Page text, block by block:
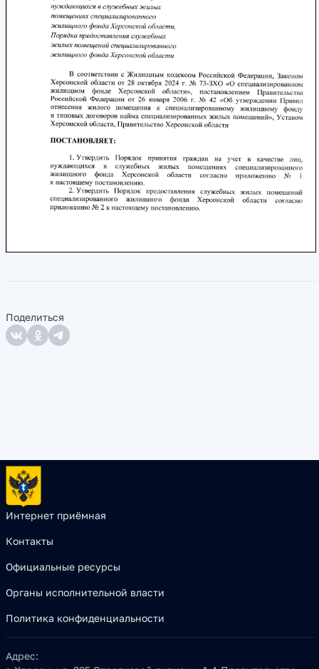
Поделиться
Интернет приёмная
Контакты
Официальные ресурсы
Органы исполнительной власти
Политика конфиденциальности
Адрес: